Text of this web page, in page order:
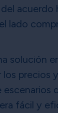
acuerdo
lado
solución
precios
escenarios
fácil y